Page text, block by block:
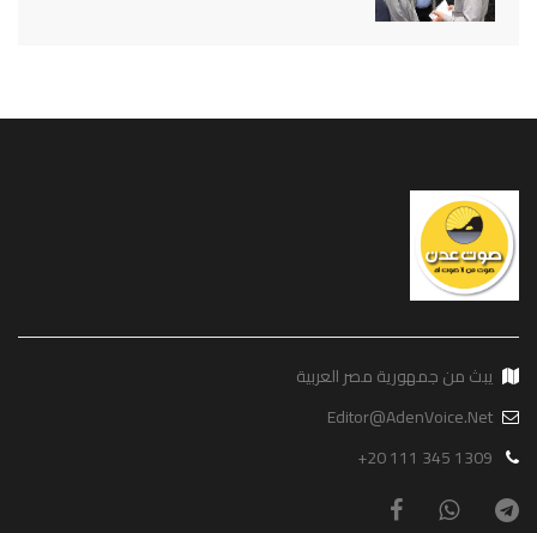
يبث من جمهورية مصر العربية
Editor@AdenVoice.Net
+20 111 345 1309